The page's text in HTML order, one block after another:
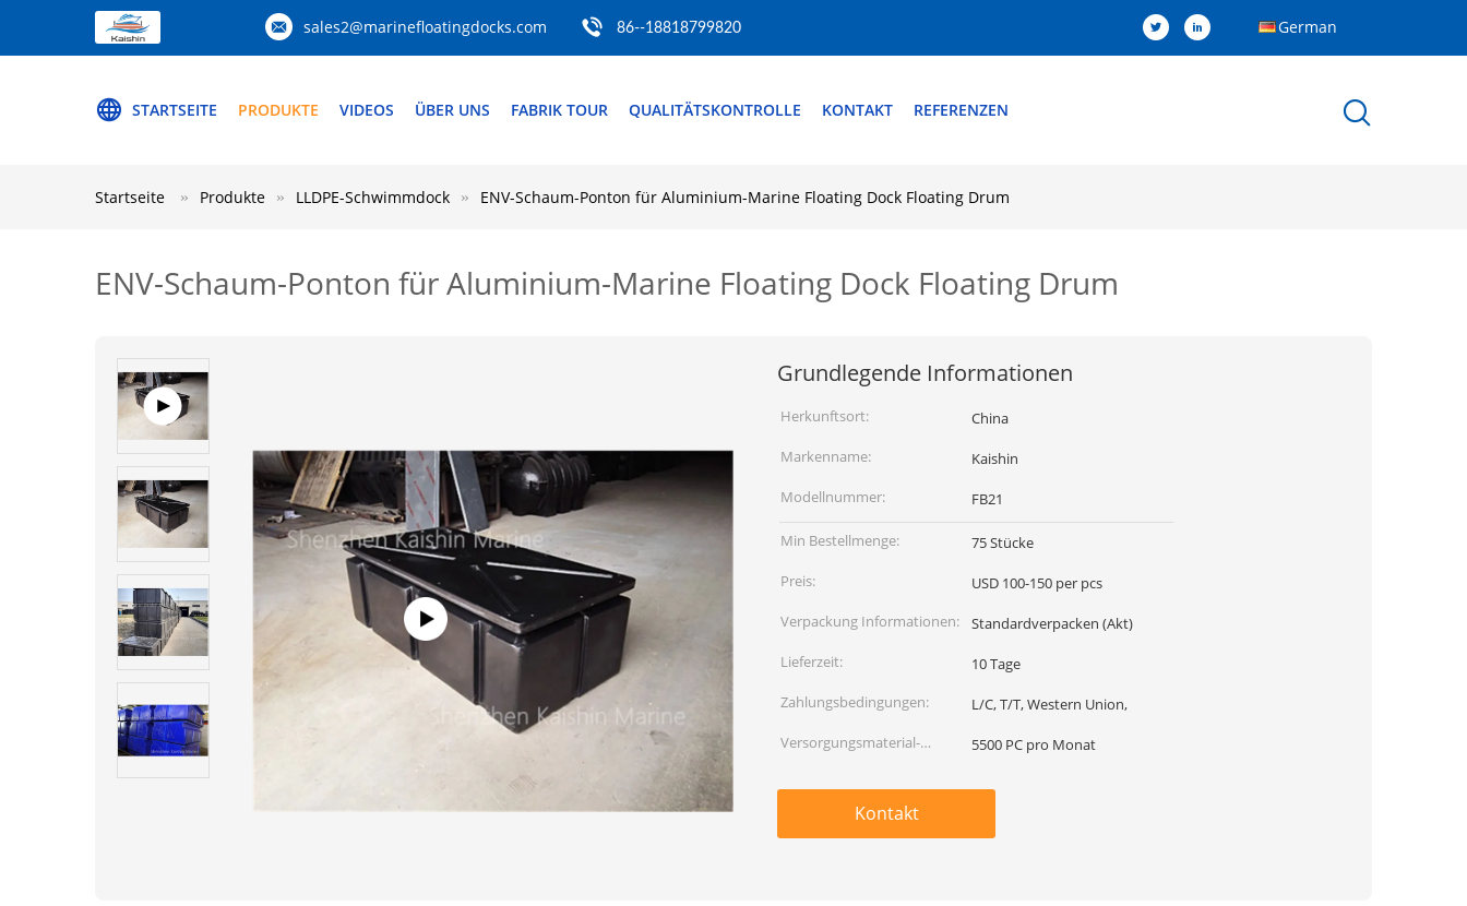
sales2@marinefloatingdocks.com 86--18818799820 German
STARTSEITE PRODUKTE VIDEOS ÜBER UNS FABRIK TOUR QUALITÄTSKONTROLLE KONTAKT REFERENZEN
Startseite Produkte LLDPE-Schwimmdock ENV-Schaum-Ponton für Aluminium-Marine Floating Dock Floating Drum
ENV-Schaum-Ponton für Aluminium-Marine Floating Dock Floating Drum
Grundlegende Informationen
Herkunftsort:
China
Markenname:
Kaishin
Modellnummer:
FB21
Min Bestellmenge:
75 Stücke
Preis:
USD 100-150 per pcs
Verpackung Informationen:
Standardverpacken (Akt)
Lieferzeit:
10 Tage
Zahlungsbedingungen:
L/C, T/T, Western Union,
Versorgungsmaterial-
5500 PC pro Monat
Kontakt